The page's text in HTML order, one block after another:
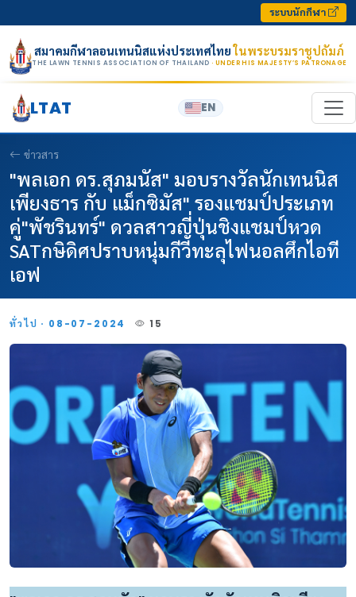
ระบบนักกีฬา
สมาคมกีฬาลอนเทนนิสแห่งประเทศไทยในพระบรมราชูปถัมภ์
THE LAWN TENNIS ASSOCIATION OF THAILAND · UNDER HIS MAJESTY’S PATRONAGE
LTAT EN
ข่าวสาร
"พลเอก ดร.สุภมนัส" มอบรางวัลนักเทนนิส
เพียงธาร กับ แม็กซิมัส" รองแชมป์ประเภท
คู่"พัชรินทร์" ดวลสาวญี่ปุ่นชิงแชมป์หวด
SATกษิดิศปราบหนุ่มกีวีทะลุไฟนอลศึกไอที
เอฟ
ทั่วไป · 08-07-2024 15